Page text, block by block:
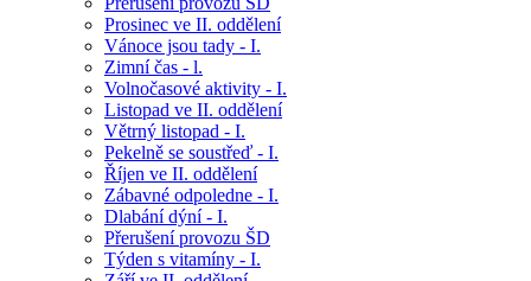
Prosinec ve II. oddělení
Vánoce jsou tady - I.
Zimní čas - l.
Volnočasové aktivity - I.
Listopad ve II. oddělení
Větrný listopad - I.
Pekelně se soustřeď - I.
Říjen ve II. oddělení
Zábavné odpoledne - I.
Dlabání dýní - I.
Přerušení provozu ŠD
Týden s vitamíny - I.